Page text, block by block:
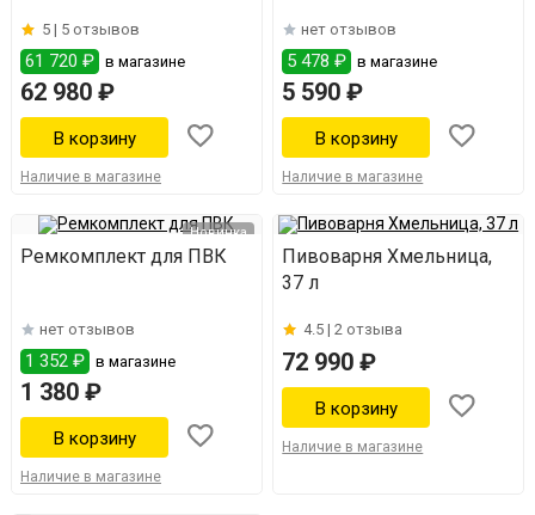
5 | 5 отзывов
61 720 ₽ в магазине
62 980 ₽
Наличие в магазине
нет отзывов
5 478 ₽ в магазине
5 590 ₽
Наличие в магазине
Новинка
Ремкомплект для ПВК
нет отзывов
1 352 ₽ в магазине
1 380 ₽
Наличие в магазине
Пивоварня Хмельница,
37 л
4.5 |2 отзыва
72 990 ₽
Наличие в магазине